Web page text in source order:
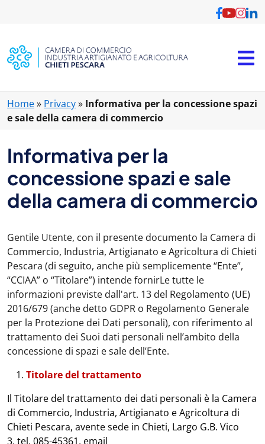
Home» Privacy» Informativa per la concessione spazi
e sale della camera di commercio
Informativa per la
concessione spazi e sale
della camera di commercio
Gentile Utente, con il presente documento la Camera di
Commercio, Industria, Artigianato e Agricoltura di Chieti
Pescara (di seguito, anche più semplicemente “Ente”,
“CCIAA” o “Titolare”) intende fornirLe tutte le
informazioni previste dall'art. 13 del Regolamento (UE)
2016/679 (anche detto GDPR o Regolamento Generale
per la Protezione dei Dati personali), con riferimento al
trattamento dei Suoi dati personali nell’ambito della
concessione di spazi e sale dell’Ente.
Titolare del trattamento
Il Titolare del trattamento dei dati personali è la Camera
di Commercio, Industria, Artigianato e Agricoltura di
Chieti Pescara, avente sede in Chieti, Largo G.B. Vico
3, tel. 085-45361, email